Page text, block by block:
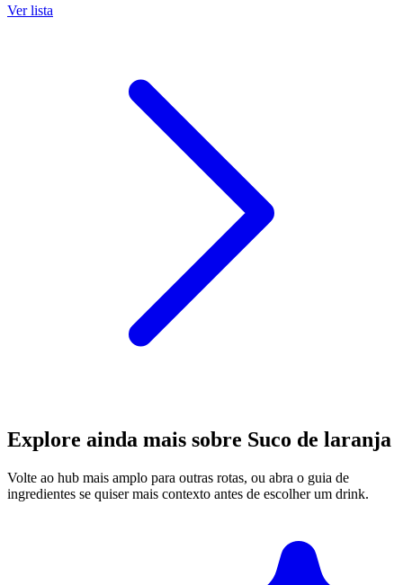
Ver lista
Explore ainda mais sobre Suco de laranja
Volte ao hub mais amplo para outras rotas, ou abra o guia de
ingredientes se quiser mais contexto antes de escolher um drink.